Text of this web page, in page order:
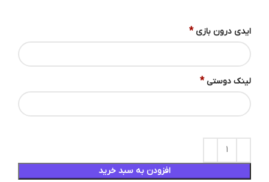
ایدی درون بازی *
لینک دوستی *
افزودن به سبد خرید